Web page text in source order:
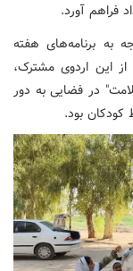
فراهم آورد.
به برنامه‌های هفته
این اردوی مشترک،
در فضایی به دور
کودکان بود.